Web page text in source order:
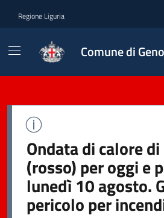
Regione Liguria
Comune di
Ondata di calore
(rosso) per oggi e
lunedì 10 agosto.
pericolo per